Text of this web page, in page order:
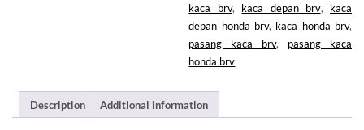
kaca brv, kaca depan brv, kaca
depan honda brv, kaca honda brv,
pasang kaca brv, pasang kaca
honda brv
Description Additional information